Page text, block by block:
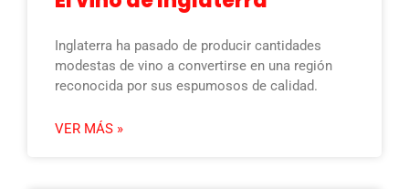
Inglaterra ha pasado de producir cantidades
modestas de vino a convertirse en una región
reconocida por sus espumosos de calidad.
VER MÁS »